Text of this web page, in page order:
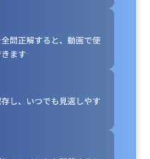
問正解すると、動画で使
ます
し、いつでも見返しやす